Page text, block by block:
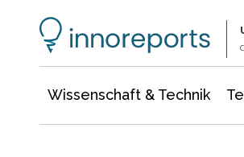
Wissenschaft & Technik